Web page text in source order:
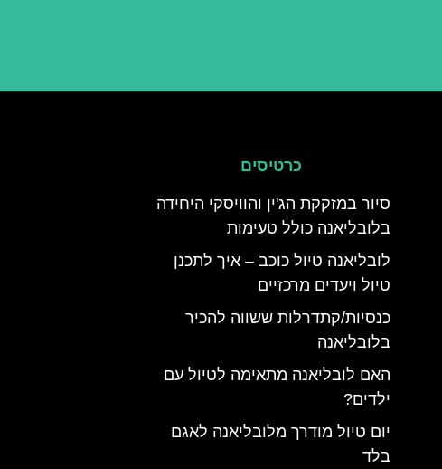
כרטיסים
סיור במזקקת הג'ין והוויסקי היחידה
בלובליאנה כולל טעימות
לובליאנה טיול כוכב – איך לתכנן
טיול ויעדים מרכזיים
כנסיות/קתדרלות ששווה להכיר
בלובליאנה
האם לובליאנה מתאימה לטיול עם
ילדים?
יום טיול מודרך מלובליאנה לאגם
בלד